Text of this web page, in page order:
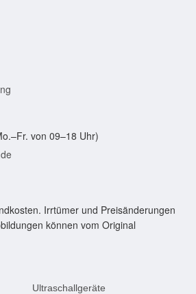
von 09–18 Uhr)
Irrtümer und Preisänderungen
können vom Original
Ultraschallgeräte